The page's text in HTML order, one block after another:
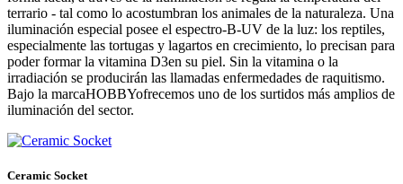
terrario - tal como lo acostumbran los animales de la naturaleza. Una
iluminación especial posee el espectro-B-UV de la luz: los reptiles,
especialmente las tortugas y lagartos en crecimiento, lo precisan para
poder formar la vitamina D3en su piel. Sin la vitamina o la
irradiación se producirán las llamadas enfermedades de raquitismo.
Bajo la marcaHOBBYofrecemos uno de los surtidos más amplios de
iluminación del sector.
Ceramic Socket